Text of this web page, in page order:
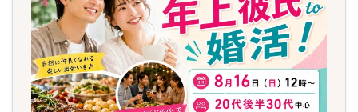
🌼 【本イベントの3つのおすすめポイント】
・最大40人・20人対20人の大型イベントで出会いのチャンスが広がる！
・コストコご飯＆デザート付きで、自然に会話が弾みやすい
・お酒ありで、にぎやかな街コン風の雰囲気を楽しめる！
📋 【イベント概要】
所要時間： 約2時間15分
進行形式： グループトーク ＋ 個別トーク
ご飲食： あり（料理ビュッフェ・ドリンク・アルコールなど）
最少催行人数： 男女各5対5から開催